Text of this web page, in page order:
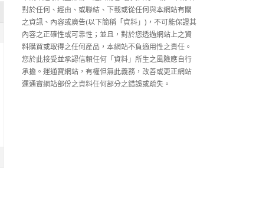
對於任何、經由、或聯結、下載或從任何與本網站有關
之資訊、內容或廣告(以下簡稱「資料」)，不可能保證其
內容之正確性或可靠性；並且，對於您透過網站上之資
料購買或取得之任何産品，本網站不負適用性之責任。
您於此接受並承認信賴任何「資料」所生之風險應自行
承擔。運通寶網站，有權但無此義務，改善或更正網站
運通寶網站部份之資料任何部分之錯誤或疏失。